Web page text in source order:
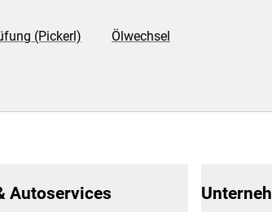
(Pickerl) Ölwechsel
Autoservices